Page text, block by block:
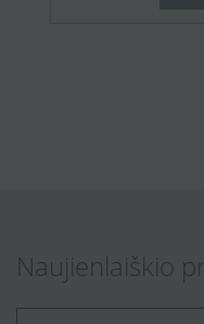
Naujienlaiškio